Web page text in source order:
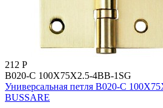
212 Р
B020-C 100X75X2.5-4BB-1SG
Универсальная петля B020-C
BUSSARE